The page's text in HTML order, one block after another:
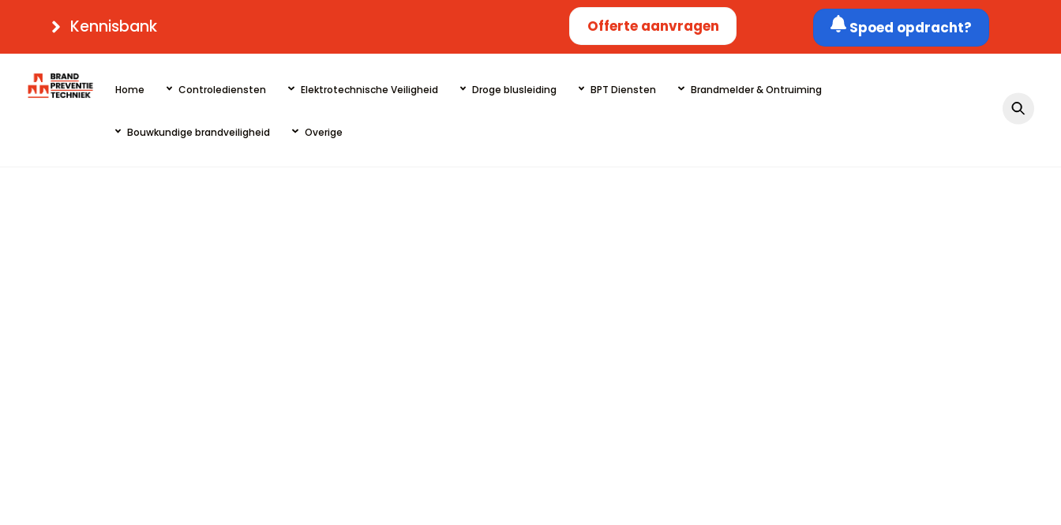
content
Kennisbank Offerte aanvragen Spoed opdracht?
Home Controlediensten Elektrotechnische Veiligheid Droge blusleiding BPT Diensten Brandmelder & Ontruiming
Bouwkundige brandveiligheid Overige